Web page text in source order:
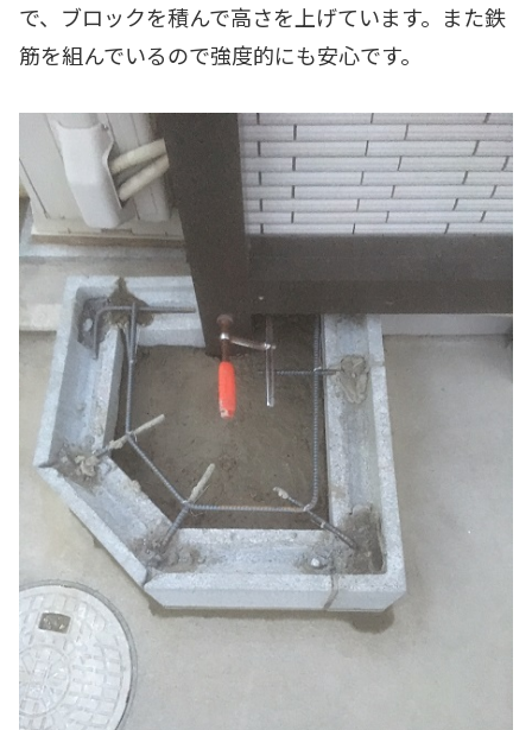
で、ブロックを積んで高さを上げています。また鉄
筋を組んでいるので強度的にも安心です。